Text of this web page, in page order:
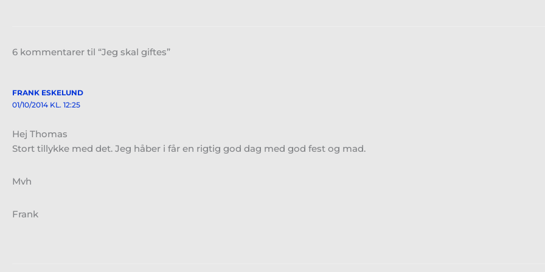
6 kommentarer til “Jeg skal giftes”
FRANK ESKELUND
01/10/2014 KL. 12:25
Hej Thomas
Stort tillykke med det. Jeg håber i får en rigtig god dag med god fest og mad.
Mvh
Frank